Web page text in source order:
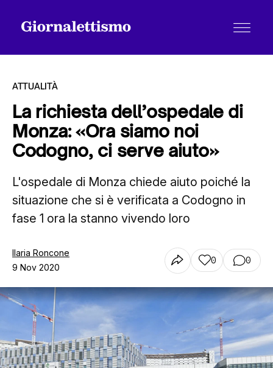
Tutti gli articoli
Chi siamo
ATTUALITÀ
La richiesta dell’ospedale di
Monza: «Ora siamo noi
Codogno, ci serve aiuto»
L'ospedale di Monza chiede aiuto poiché la
situazione che si è verificata a Codogno in
fase 1 ora la stanno vivendo loro
Ilaria Roncone
9 Nov 2020
0 0